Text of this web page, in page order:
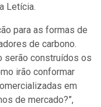
Letícia.
para as formas de
de carbono.
serão construídos os
irão conformar
em
de mercado?”,